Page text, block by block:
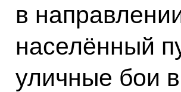
в
населённый
уличные бои